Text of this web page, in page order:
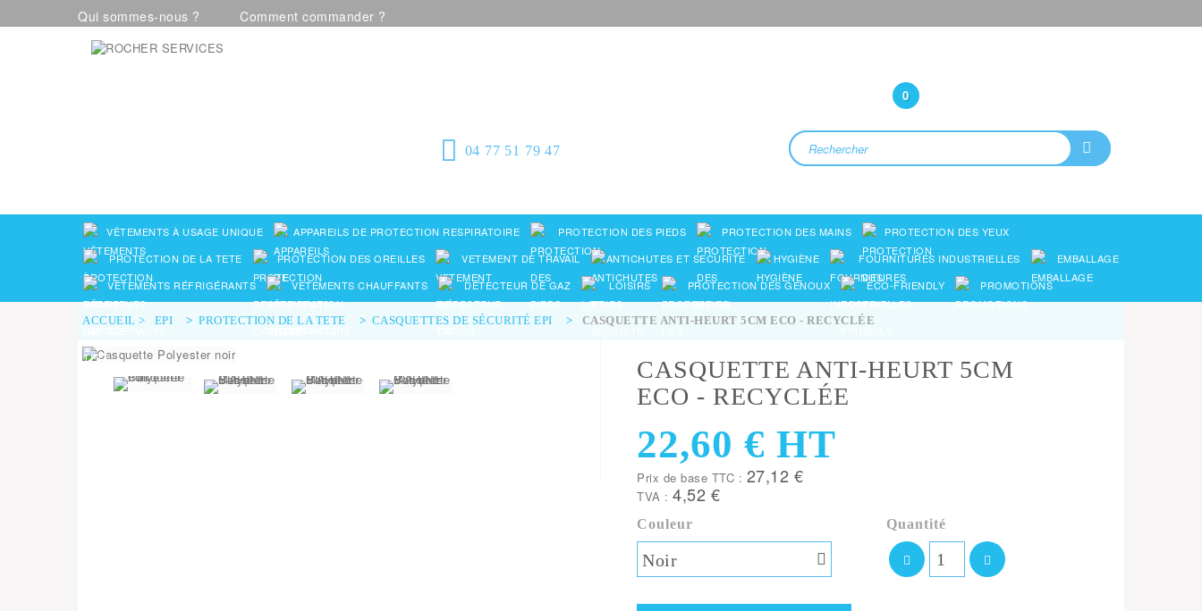
Qui sommes-nous ? Comment commander ?
04 77 51 79 47
0
VÊTEMENTS À USAGE UNIQUE APPAREILS DE PROTECTION RESPIRATOIRE PROTECTION DES PIEDS PROTECTION DES MAINS
PROTECTION DES YEUX
PROTECTION DE LA TETE
PROTECTION DES OREILLES VETEMENT DE TRAVAIL ANTICHUTES ET SECURITE HYGIÈNE FOURNITURES INDUSTRIELLES
EMBALLAGE
VÊTEMENTS RÉFRIGÉRANTS
VÊTEMENTS CHAUFFANTS DÉTECTEUR DE GAZ LOISIRS PROTECTION DES GENOUX ECO-FRIENDLY PROMOTIONS
ACCUEIL > EPI > PROTECTION DE LA TETE > CASQUETTES DE SÉCURITÉ EPI > CASQUETTE ANTI-HEURT 5CM ECO - RECYCLÉE
CASQUETTE ANTI-HEURT 5CM
ECO - RECYCLÉE
22,60 € HT
Prix de base TTC : 27,12 €
TVA : 4,52 €
Quantité
Couleur
Noir